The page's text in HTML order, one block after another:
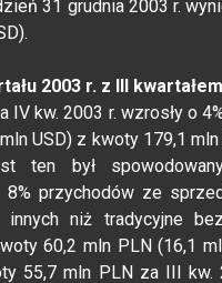
31 grudnia 2003 r.
2003 r. z III
IV kw. 2003 r. wzrosły o
USD) z kwoty 179,1 mln
ten był
przychodów ze
innych niż tradycyjne
60,2 mln PLN (16,1
55,7 mln PLN za III kw.